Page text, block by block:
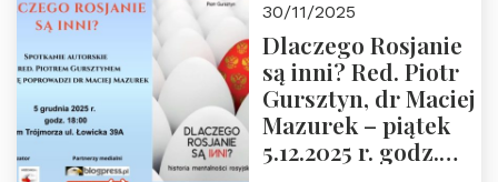
zwiedzanie
Muzeum Żołnierzy
Wyklętych i
Więźniów
Politycznych PRL o
godz. 16:00 – 19
30/11/2025
Dlaczego Rosjanie
są inni? Red. Piotr
Gursztyn, dr Maciej
Mazurek – piątek
5.12.2025 r. godz.